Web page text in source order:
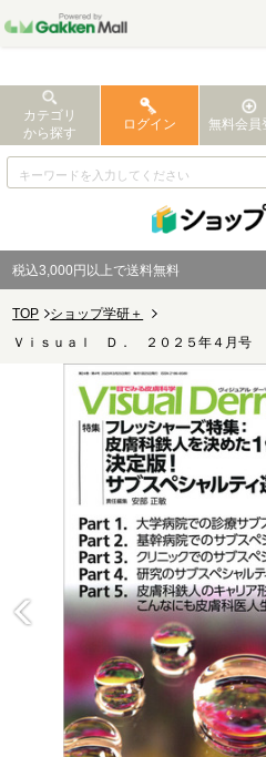
カテゴリ
から探す
ログイン 無料会員
税込3,000円以上で送料無料
TOP
ショップ学研＋
Ｖｉｓｕａｌ Ｄ． ２０２５年４月号